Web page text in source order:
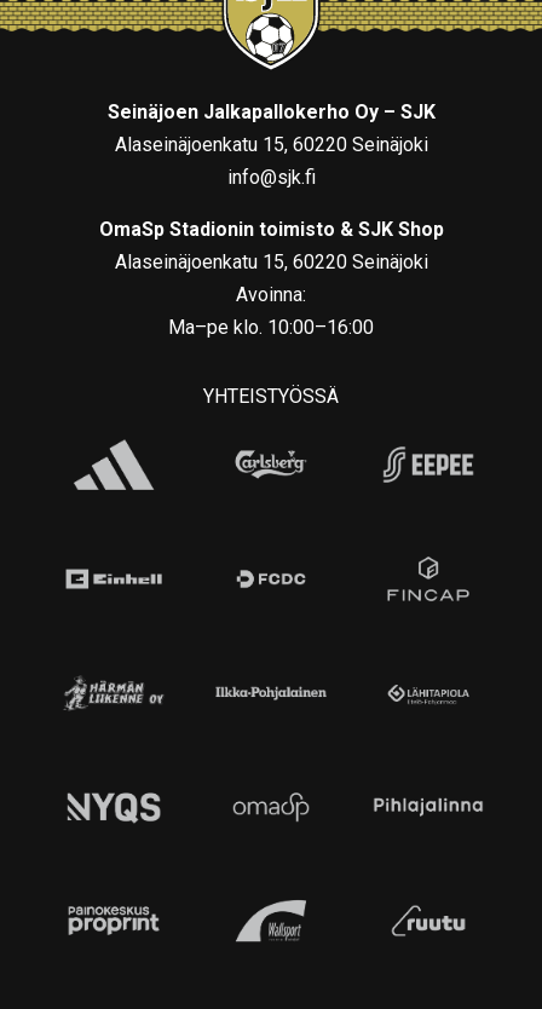
Seinäjoen Jalkapallokerho Oy – SJK
Alaseinäjoenkatu 15, 60220 Seinäjoki
info@sjk.fi
OmaSp Stadionin toimisto & SJK Shop
Alaseinäjoenkatu 15, 60220 Seinäjoki
Avoinna:
Ma–pe klo. 10:00–16:00
YHTEISTYÖSSÄ